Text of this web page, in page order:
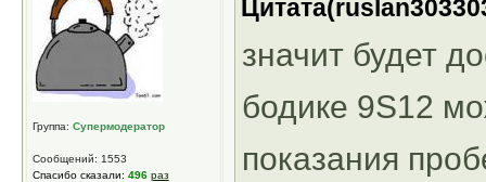
Группа: Супермодератор
Сообщений: 1553
Спасибо сказали: 496 раз
значит будет
бодике 9S12
показания